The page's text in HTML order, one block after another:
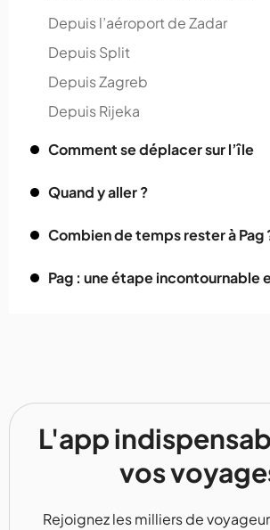
Depuis l’aéroport de Zadar
Depuis Split
Depuis Zagreb
Depuis Rijeka
Comment se déplacer sur l’île
Quand y aller ?
Combien de temps rester à Pag
Pag : une étape incontournable
L'app
vos
Rejoignez les milliers de